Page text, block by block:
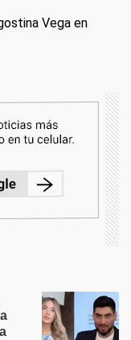
Vega en